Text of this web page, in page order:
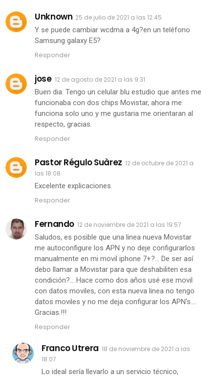
Unknown 25 de julio de 2021 a las 12:45
Y se puede cambiar wcdma a 4g?en un teléfono
Samsung galaxy E5?
Responder
jose 12 de agosto de 2021 a las 9:31
Buen dia. Tengo un celular blu estudio que antes me
funcionaba con dos chips Movistar, ahora me
funciona solo uno y me gustaria me orientaran al
respecto, gracias.
Responder
Pastor Régulo Suàrez 12 de octubre de 2021 a
las 18:08
Excelente explicaciones.
Responder
Fernando 12 de noviembre de 2021 a las 19:57
Saludos, es posible que una linea nueva Movistar
me autoconfigure los APN y no deje configurarlos
manualmente en mi movil iphone 7+?... De ser así
debo llamar a Movistar para que deshabiliten esa
condición?... Hace como dos años usé ese movil
con datos moviles, con esta nueva linea no tengo
datos moviles y no me deja configurar los APN's....
Gracias.!!!
Responder
Franco Utrera 18 de noviembre de 2021 a las
18:07
Lo ideal sería llevarlo a un servicio técnico,